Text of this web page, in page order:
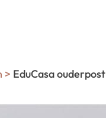
> EduCasa ouderpost